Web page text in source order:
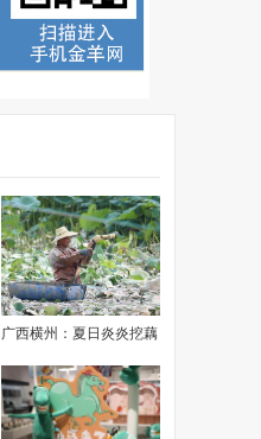
广西横州：夏日炎炎挖藕
忙